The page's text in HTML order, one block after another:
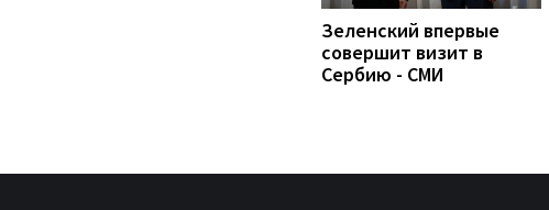
Зеленский впервые
совершит визит в
Сербию - СМИ